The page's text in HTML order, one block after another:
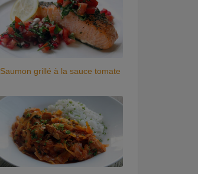
Saumon grillé à la sauce tomate